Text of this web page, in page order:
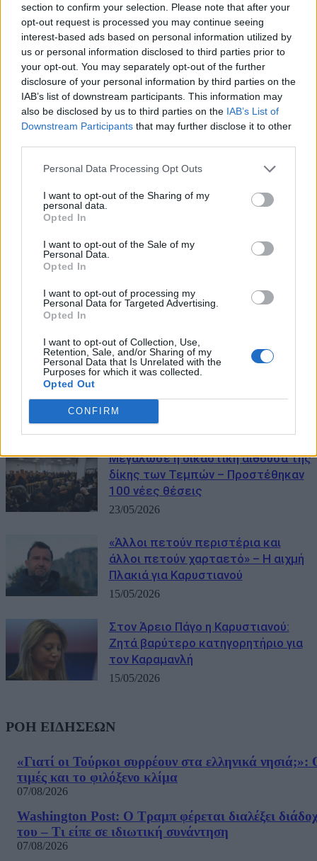
section to confirm your selection. Please note that after your
opt-out request is processed you may continue seeing
interest-based ads based on personal information utilized by
us or personal information disclosed to third parties prior to
your opt-out. You may separately opt-out of the further
disclosure of your personal information by third parties on the
IAB’s list of downstream participants. This information may
also be disclosed by us to third parties on the IAB’s List of
Downstream Participants that may further disclose it to other
Personal Data Processing Opt Outs
I want to opt-out of the Sharing of my
personal data.
Opted In
I want to opt-out of the Sale of my
Personal Data.
Opted In
I want to opt-out of processing my
Personal Data for Targeted Advertising.
Opted In
I want to opt-out of Collection, Use,
Retention, Sale, and/or Sharing of my
Personal Data that Is Unrelated with the
Purposes for which it was collected.
Opted Out
CONFIRM
ΜΠΟΡΕΙ ΝΑ ΣΑΣ ΕΝΔΙΑΦΕΡΕΙ
Τριαντόπουλου και Αγοραστού σε
ειδικό δικαστήριο ζητά ο
αντεισαγγελέας του Αρείου Πάγου
Δικηγόρος οικογένειας Πλακιά για
για άσχετα θέματα και καθυστερεί
τη διαδικασία»
Υπόθεση Καραμανλή για τα Τέμπη:
Παράσταση υποστήριξης της
των θυμάτων
26/05/2026
Μεγάλωσε η δικαστική αίθουσα της
δίκης των Τεμπών – Προστέθηκαν
100 νέες θέσεις
23/05/2026
«Άλλοι πετούν περιστέρια και
άλλοι πετούν χαρταετό» – Η αιχμή
Πλακιά για Καρυστιανού
15/05/2026
Στον Άρειο Πάγο η Καρυστιανού:
Ζητά βαρύτερο κατηγορητήριο για
τον Καραμανλή
15/05/2026
ΡΟΗ ΕΙΔΗΣΕΩΝ
«Γιατί οι Τούρκοι συρρέουν στα ελληνικά νησιά;»:
τιμές και το φιλόξενο κλίμα
07/08/2026
Washington Post: Ο Τραμπ φέρεται διαλέξει
του – Τι είπε σε ιδιωτική συνάντηση
07/08/2026